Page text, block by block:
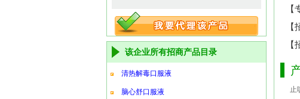
该企业所有招商产品目录
清热解毒口服液
脑心舒口服液
【
【
【
止